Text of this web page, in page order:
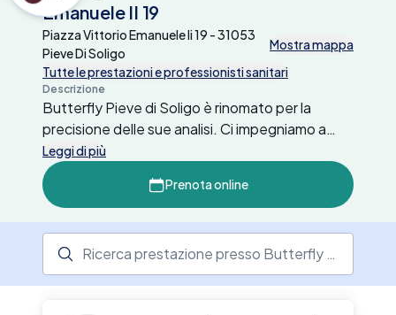
Emanuele II 19
Piazza Vittorio Emanuele Ii 19 - 31053
Pieve Di Soligo
Mostra mappa
Tutte le prestazioni e professionisti sanitari
Descrizione
Butterfly Pieve di Soligo è rinomato per la
precisione delle sue analisi. Ci impegniamo a
fornire risultati rapidi e affidabili, assicurando
un'assistenza di qualità. Prenota ora su Elty.
Leggi di più
Prenota online